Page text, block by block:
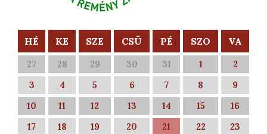
HÉ KE SZE CSÜ PÉ SZO VA
27 28 29 30 31 1
2
3
4 5 6 7 8
9
10
11 12 13 14 15
16
17
18 19 20 21 22
23